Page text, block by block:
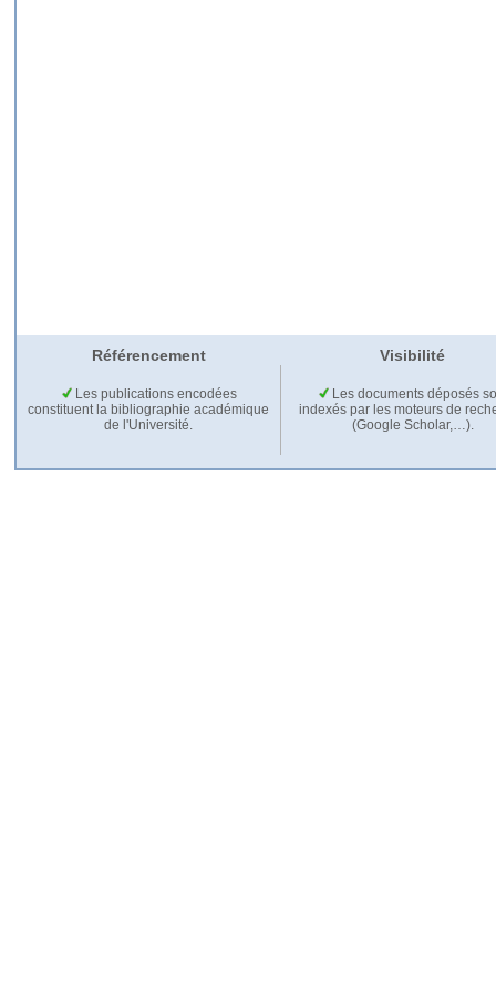
Référencement Visibilité
Les publications encodées
constituent la bibliographie académique
de l'Université.
Les documents déposés
indexés par les moteurs de
(Google Scholar,…).